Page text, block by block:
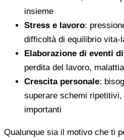
insieme
Stress e lavoro:
difficoltà di equilibrio vita-
Elaborazione di eventi
perdita del lavoro, malattia
Crescita personale:
superare schemi
importanti
Qualunque sia il motivo che ti